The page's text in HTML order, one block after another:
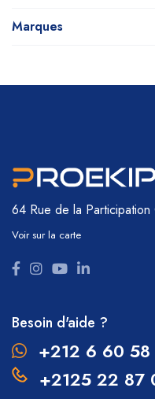
Marques
64 Rue de la Participation
Voir sur la carte
Besoin d'aide ?
+212 6 60 58
+2125 22 87